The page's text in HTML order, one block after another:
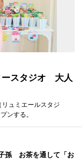
ースタジオ 大人
ュミエールスタジ
ンする。
孫 お茶を通して「お